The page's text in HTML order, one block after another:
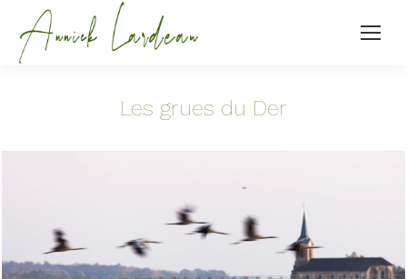
Les grues du Der